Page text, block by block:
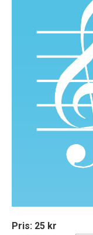
Pris: 25 kr